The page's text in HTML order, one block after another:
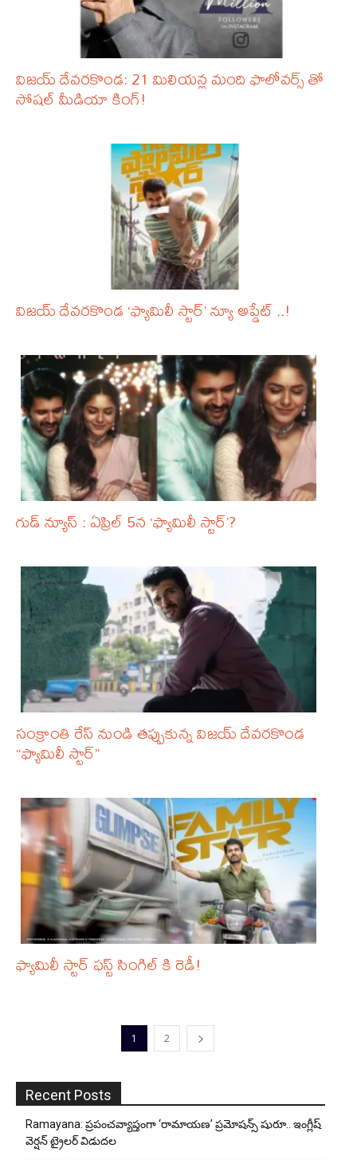
విజయ్ దేవరకొండ: 21 మిలియన్ల మంది ఫాలోవర్స్ తో
సోషల్ మీడియా కింగ్!
విజయ్ దేవరకొండ ‘ఫ్యామిలీ స్టార్’ న్యూ అప్డేట్ ..!
గుడ్ న్యూస్ : ఏప్రిల్ 5న ‘ఫ్యామిలీ స్టార్’?
సంక్రాంతి రేస్ నుండి తప్పుకున్న విజయ్ దేవరకొండ
“ఫ్యామిలీ స్టార్”
ఫ్యామిలీ స్టార్ ఫస్ట్ సింగిల్ కి రెడీ!
1 2
Recent Posts
Ramayana: ప్రపంచవ్యాప్తంగా ‘రామాయణ’ ప్రమోషన్స్ షురూ.. ఇంగ్లీష్
వెర్షన్ ట్రైలర్ విడుదల